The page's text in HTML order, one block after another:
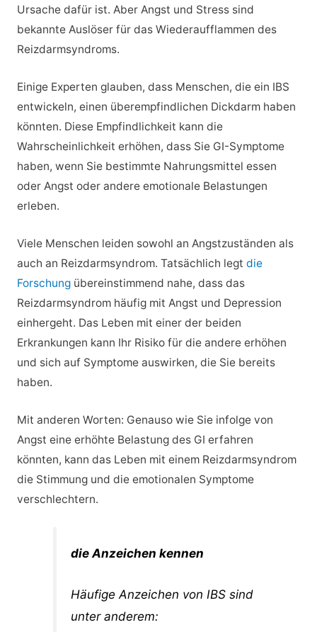
Ursache dafür ist. Aber Angst und Stress sind
bekannte Auslöser für das Wiederaufflammen des
Reizdarmsyndroms.
Einige Experten glauben, dass Menschen, die ein IBS
entwickeln, einen überempfindlichen Dickdarm haben
könnten. Diese Empfindlichkeit kann die
Wahrscheinlichkeit erhöhen, dass Sie GI-Symptome
haben, wenn Sie bestimmte Nahrungsmittel essen
oder Angst oder andere emotionale Belastungen
erleben.
Viele Menschen leiden sowohl an Angstzuständen als
auch an Reizdarmsyndrom. Tatsächlich legt die
Forschungübereinstimmend nahe, dass das
Reizdarmsyndrom häufig mit Angst und Depression
einhergeht. Das Leben mit einer der beiden
Erkrankungen kann Ihr Risiko für die andere erhöhen
und sich auf Symptome auswirken, die Sie bereits
haben.
Mit anderen Worten: Genauso wie Sie infolge von
Angst eine erhöhte Belastung des GI erfahren
könnten, kann das Leben mit einem Reizdarmsyndrom
die Stimmung und die emotionalen Symptome
verschlechtern.
die Anzeichen kennen
Häufige Anzeichen von IBS sind
unter anderem: